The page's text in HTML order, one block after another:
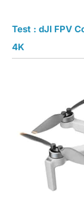
Test : dJI FPV
4K